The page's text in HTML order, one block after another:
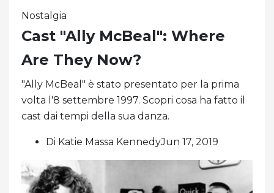
Nostalgia
Cast "Ally McBeal": Where
Are They Now?
"Ally McBeal" è stato presentato per la prima
volta l'8 settembre 1997. Scopri cosa ha fatto il
cast dai tempi della sua danza.
Di Katie Massa KennedyJun 17, 2019